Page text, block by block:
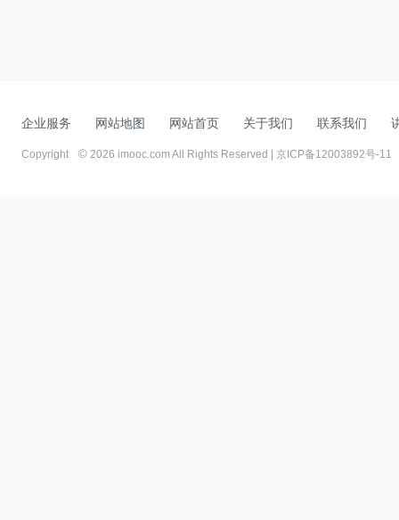
企业服务 网站地图 网站首页 关于我们 联系我们
Copyright 2026 imooc.com All Rights Reserved | 京ICP备12003892号-11